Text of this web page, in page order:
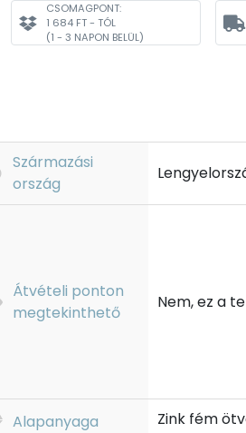
CSOMAGPONT:
1 684 FT - TÓL
(1 - 3 NAPON BELÜL)
Származási
ország
Átvételi ponton
megtekinthető
Nem, ez a
Alapanyaga Zink fém